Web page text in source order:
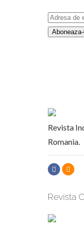
Revista
Romania.
Revista